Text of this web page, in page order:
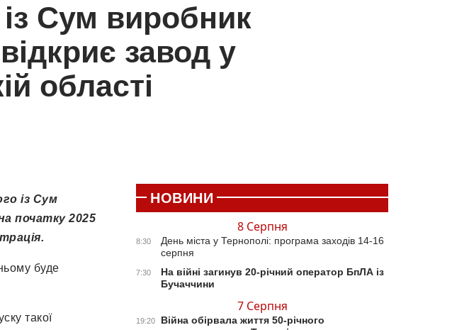
Сум виробник
завод у
області
із Сум
початку 2025
буде
такої
НОВИНИ
8 Серпня
8:30
День міста у Тернополі: програма заходів 14-16
серпня
7:30
На війні загинув 20-річний оператор БпЛА із
Бучаччини
7 Серпня
19:20
Війна обірвала життя 50-річного